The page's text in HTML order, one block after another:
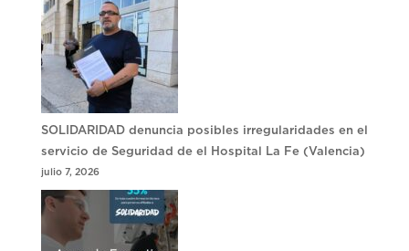
SOLIDARIDAD denuncia posibles irregularidades en el
servicio de Seguridad de el Hospital La Fe (Valencia)
julio 7, 2026